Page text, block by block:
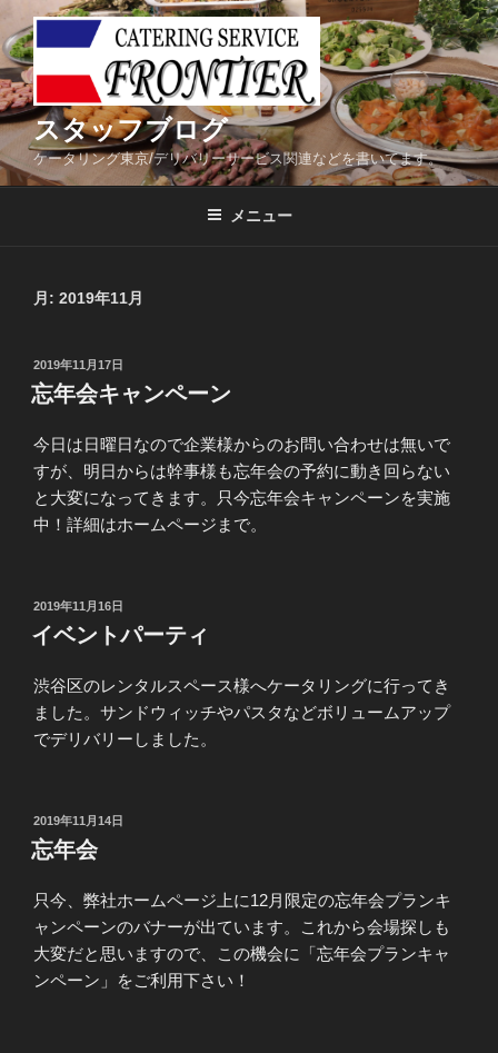
コ
ン
テ
ン
ツ
へ
ス
スタッフブログ
ケータリング東京/デリバリーサービス関連などを書いてます。
メニュー
月: 2019年11月
投
稿
日:
2019年11月17日
忘年会キャンペーン
今日は日曜日なので企業様からのお問い合わせは無いで
すが、明日からは幹事様も忘年会の予約に動き回らない
と大変になってきます。只今忘年会キャンペーンを実施
中！詳細はホームページまで。
投
日:
2019年11月16日
イベントパーティ
渋谷区のレンタルスペース様へケータリングに行ってき
ました。サンドウィッチやパスタなどボリュームアップ
でデリバリーしました。
投
稿
日:
2019年11月14日
忘年会
只今、弊社ホームページ上に12月限定の忘年会プランキ
ャンペーンのバナーが出ています。これから会場探しも
大変だと思いますので、この機会に「忘年会プランキャ
ンペーン」をご利用下さい！